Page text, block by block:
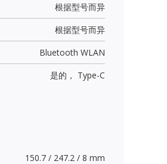
根据型号而异
根据型号而异
Bluetooth WLAN
是的， Type-C
150.7 / 247.2 / 8 mm